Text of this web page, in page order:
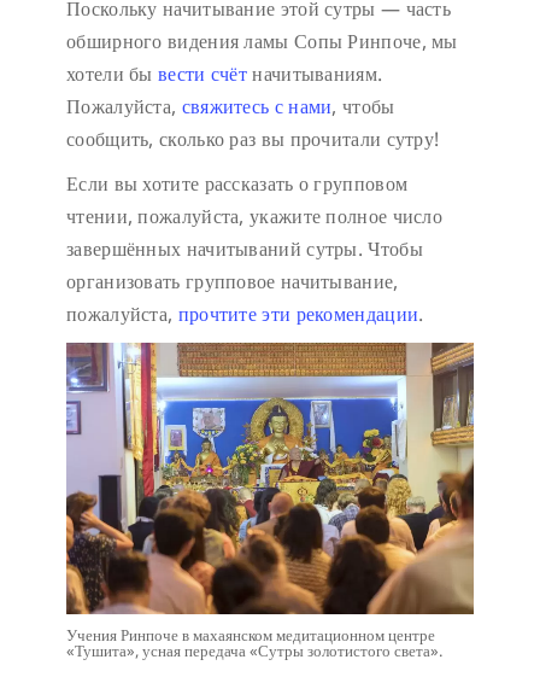
Поскольку начитывание этой сутры — часть
обширного видения ламы Сопы Ринпоче, мы
хотели бы вести счётначитываниям.
Пожалуйста, свяжитесь с нами, чтобы
сообщить, сколько раз вы прочитали сутру!
Если вы хотите рассказать о групповом
чтении, пожалуйста, укажите полное число
завершённых начитываний сутры. Чтобы
организовать групповое начитывание,
пожалуйста, прочтите эти рекомендации.
Учения Ринпоче в махаянском медитационном центре
«Тушита», усная передача «Сутры золотистого света».